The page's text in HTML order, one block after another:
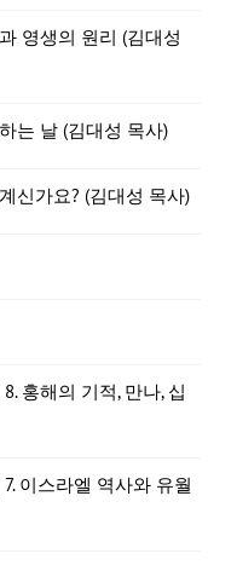
영생의 원리 (김대성
는 날 (김대성 목사)
신가요? (김대성 목사)
홍해의 기적, 만나, 십
이스라엘 역사와 유월